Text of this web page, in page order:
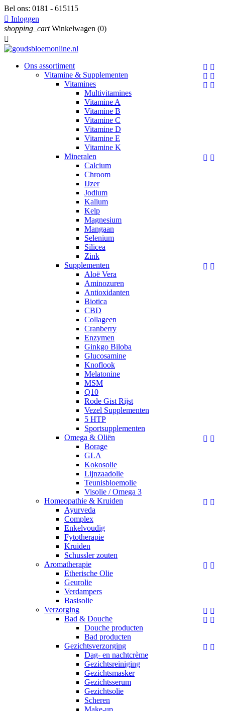
Bel ons: 0181 - 615115
 Inloggen
shopping_cart Winkelwagen (0)

 
Ons assortiment
 
Vitamine & Supplementen
 
Vitamines
Multivitamines
Vitamine A
Vitamine B
Vitamine C
Vitamine D
Vitamine E
Vitamine K
 
Mineralen
Calcium
Chroom
IJzer
Jodium
Kalium
Kelp
Magnesium
Mangaan
Selenium
Silicea
Zink
 
Supplementen
Aloë Vera
Aminozuren
Antioxidanten
Biotica
CBD
Collageen
Cranberry
Enzymen
Ginkgo Biloba
Glucosamine
Knoflook
Melatonine
MSM
Q10
Rode Gist Rijst
Vezel Supplementen
5 HTP
Sportsupplementen
 
Omega & Oliën
Borage
GLA
Kokosolie
Lijnzaadolie
Teunisbloemolie
Visolie / Omega 3
 
Homeopathie & Kruiden
Ayurveda
Complex
Enkelvoudig
Fytotherapie
Kruiden
Schussler zouten
 
Aromatherapie
Etherische Olie
Geurolie
Verdampers
Basisolie
 
Verzorging
 
Bad & Douche
Douche producten
Bad producten
 
Gezichtsverzorging
Dag- en nachtcrème
Gezichtsreiniging
Gezichtsmasker
Gezichtsserum
Gezichtsolie
Scheren
Make-up